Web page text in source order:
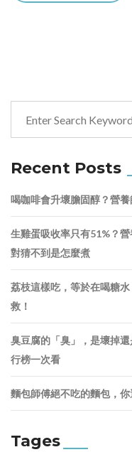
Recent Posts
喝咖啡會升壞膽固醇？營
生雞蛋吸收率只有51%？
對猜不到是怎麼煮
荔枝這樣吃，等於在喝糖
救！
臭豆腐的「臭」，是壞掉
行榜一次看
麵包師傅絕不吃的麵包，
Tages